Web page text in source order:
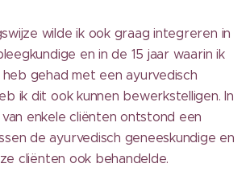
wilde ik ook graag integreren in
en in de 15 jaar waarin ik
gehad met een ayurvedisch
ik dit ook kunnen bewerkstelligen. In
enkele cliënten ontstond een
de ayurvedisch geneeskundige en
cliënten ook behandelde.